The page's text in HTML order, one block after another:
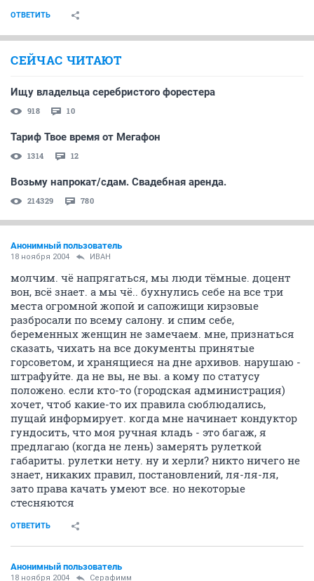
ОТВЕТИТЬ
СЕЙЧАС ЧИТАЮТ
Ищу владельца серебристого форестера
918 10
Тариф Твое время от Мегафон
1314 12
Возьму напрокат/сдам. Свадебная аренда.
214329 780
Анонимный пользователь
18 ноября 2004 ИBАH
молчим. чё напрягаться, мы люди тёмные. доцент
вон, всё знает. а мы чё.. бухнулись себе на все три
места огромной жопой и сапожищи кирзовые
разбросали по всему салону. и спим себе,
беременных женщин не замечаем. мне, признаться
сказать, чихать на все документы принятые
горсоветом, и хранящиеся на дне архивов. нарушаю -
штрафуйте. да не вы, не вы. а кому по статусу
положено. если кто-то (городская администрация)
хочет, чтоб какие-то их правила сюблюдались,
пущай информирует. когда мне начинает кондуктор
гундосить, что моя ручная кладь - это багаж, я
предлагаю (когда не лень) замерять рулеткой
габариты. рулетки нету. ну и херли? никто ничего не
знает, никаких правил, постановлений, ля-ля-ля,
зато права качать умеют все. но некоторые
стесняются
ОТВЕТИТЬ
Анонимный пользователь
18 ноября 2004 Серафимм